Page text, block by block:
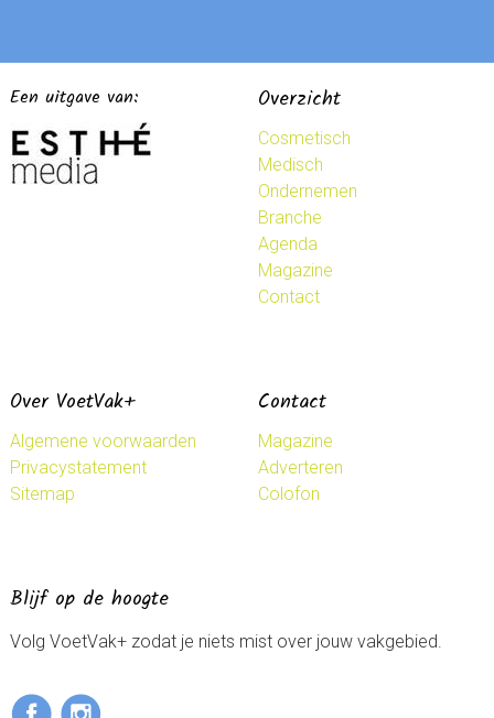
Een uitgave van: Overzicht
Cosmetisch
Medisch
Ondernemen
Branche
Agenda
Magazine
Contact
Over VoetVak+
Algemene voorwaarden
Privacystatement
Sitemap
Contact
Magazine
Adverteren
Colofon
Blijf op de hoogte
Volg VoetVak+ zodat je niets mist over jouw vakgebied.